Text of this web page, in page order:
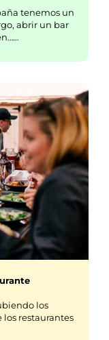
tenemos un
abrir un bar
los
los restaurantes